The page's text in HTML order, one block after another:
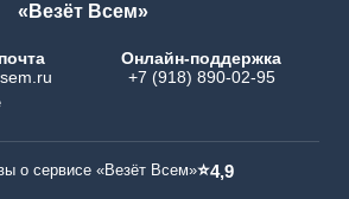
«Везёт Всем»
Онлайн-поддержка
+7 (918) 890-02-95
о сервисе «Везёт Всем»⭐4,9